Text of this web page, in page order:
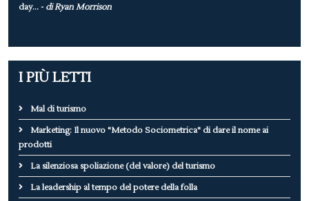
day... - di Ryan Morrison
I PIÙ LETTI
Mal di turismo
Marketing: Il nuovo "Metodo Sociometrica" di dare il nome ai
prodotti
La silenziosa spoliazione (del valore) del turismo
La leadership al tempo del potere della folla